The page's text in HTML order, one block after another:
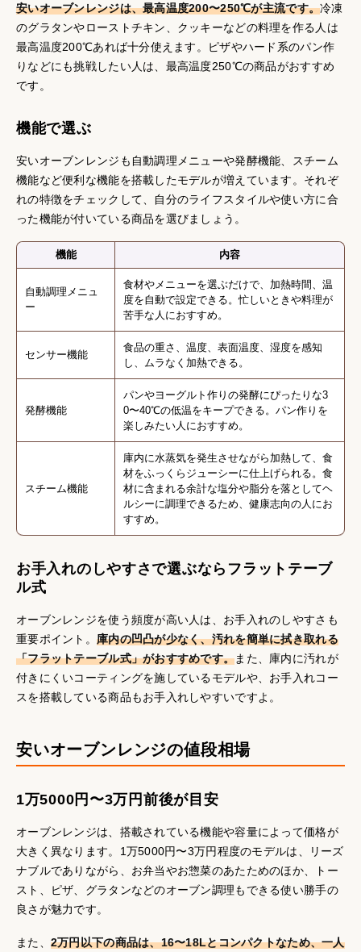
安いオーブンレンジは、最高温度200〜250℃が主流です。冷凍
のグラタンやローストチキン、クッキーなどの料理を作る人は
最高温度200℃あれば十分使えます。ピザやハード系のパン作
りなどにも挑戦したい人は、最高温度250℃の商品がおすすめ
です。
機能で選ぶ
安いオーブンレンジも自動調理メニューや発酵機能、スチーム
機能など便利な機能を搭載したモデルが増えています。それぞ
れの特徴をチェックして、自分のライフスタイルや使い方に合
った機能が付いている商品を選びましょう。
機能 内容
自動調理メニュ
ー
食材やメニューを選ぶだけで、加熱時間、温
度を自動で設定できる。忙しいときや料理が
苦手な人におすすめ。
センサー機能
食品の重さ、温度、表面温度、湿度を感知
し、ムラなく加熱できる。
発酵機能
パンやヨーグルト作りの発酵にぴったりな3
0〜40℃の低温をキープできる。パン作りを
楽しみたい人におすすめ。
スチーム機能
庫内に水蒸気を発生させながら加熱して、食
材をふっくらジューシーに仕上げられる。食
材に含まれる余計な塩分や脂分を落としてヘ
ルシーに調理できるため、健康志向の人にお
すすめ。
お手入れのしやすさで選ぶならフラットテーブ
ル式
オーブンレンジを使う頻度が高い人は、お手入れのしやすさも
重要ポイント。 庫内の凹凸が少なく、汚れを簡単に拭き取れる
「フラットテーブル式」がおすすめです。また、庫内に汚れが
付きにくいコーティングを施しているモデルや、お手入れコー
スを搭載している商品もお手入れしやすいですよ。
安いオーブンレンジの値段相場
1万5000円〜3万円前後が目安
オーブンレンジは、搭載されている機能や容量によって価格が
大きく異なります。1万5000円〜3万円程度のモデルは、リーズ
ナブルでありながら、お弁当やお惣菜のあたためのほか、トー
スト、ピザ、グラタンなどのオーブン調理もできる使い勝手の
良さが魅力です。
また、 2万円以下の商品は、16〜18Lとコンパクトなため、一人